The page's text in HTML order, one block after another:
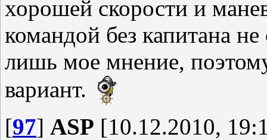
хорошей скорости и
командой без капитана
лишь мое мнение,
вариант.
[97] ASP [10.12.2010,